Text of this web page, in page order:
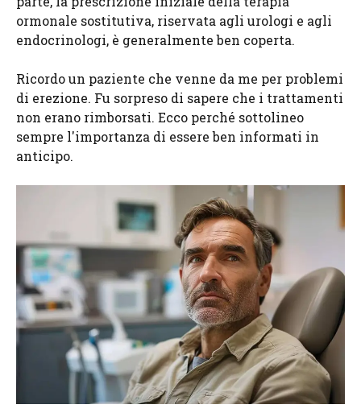
ormonale sostitutiva, riservata agli urologi e agli
endocrinologi, è generalmente ben coperta.
Ricordo un paziente che venne da me per problemi
di erezione. Fu sorpreso di sapere che i trattamenti
non erano rimborsati. Ecco perché sottolineo
sempre l'importanza di essere ben informati in
anticipo.